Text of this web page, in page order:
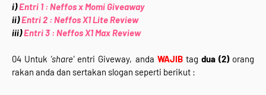
i)Entri 1 : Neffos x Momi Giveaway
ii)Entri 2 : Neffos X1 Lite Review
iii)Entri 3 : Neffos X1 Max Review
04 Untuk 'share'entri Giveway, anda WAJIB tag dua (2)orang
rakan anda dan sertakan slogan seperti berikut :